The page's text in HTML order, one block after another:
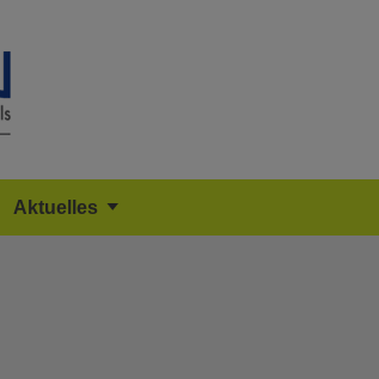
Aktuelles